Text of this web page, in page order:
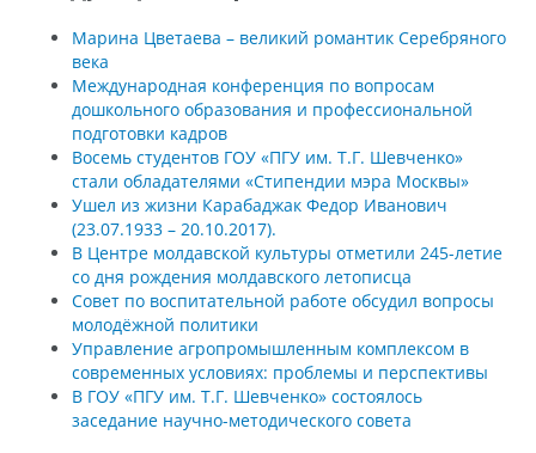
Марина Цветаева – великий романтик Серебряного
века
Международная конференция по вопросам
дошкольного образования и профессиональной
подготовки кадров
Восемь студентов ГОУ «ПГУ им. Т.Г. Шевченко»
стали обладателями «Стипендии мэра Москвы»
Ушел из жизни Карабаджак Федор Иванович
(23.07.1933 – 20.10.2017).
В Центре молдавской культуры отметили 245-летие
со дня рождения молдавского летописца
Совет по воспитательной работе обсудил вопросы
молодёжной политики
Управление агропромышленным комплексом в
современных условиях: проблемы и перспективы
В ГОУ «ПГУ им. Т.Г. Шевченко» состоялось
заседание научно-методического совета